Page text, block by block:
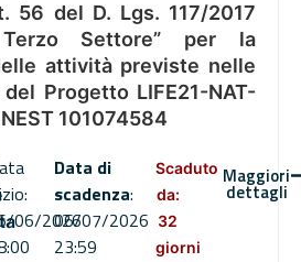
56 del D. Lgs. 117/2017
Settore” per la
attività previste nelle
Progetto LIFE21-NAT-
101074584
06/2026
Data di
scadenza:
06/07/2026
23:59
Scaduto
da:
32
giorni
Maggiori
dettagli